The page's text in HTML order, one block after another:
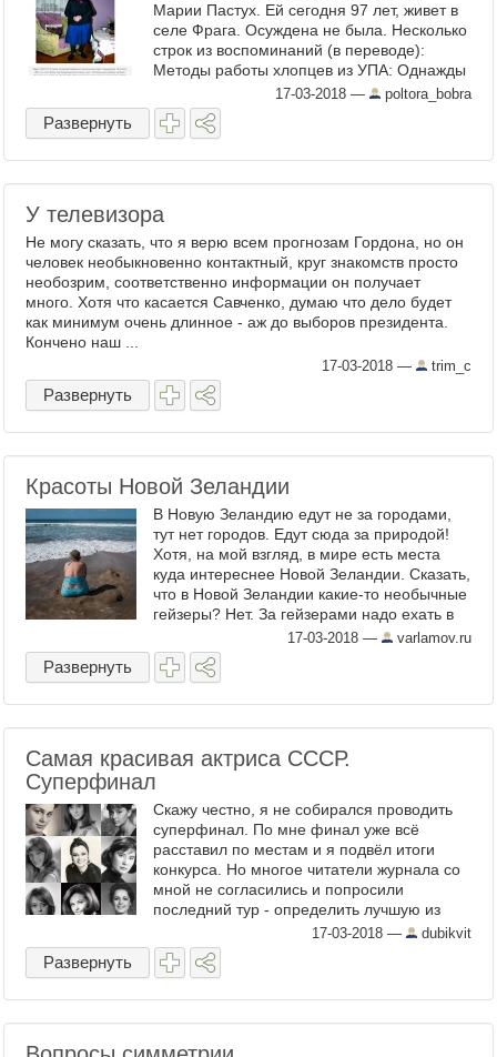
Марии Пастух. Ей сегодня 97 лет, живет в
селе Фрага. Осуждена не была. Несколько
строк из воспоминаний (в переводе):
Методы работы хлопцев из УПА: Однажды
вечером к нашему дому пришли три парня
с соседнего куста ...
17-03-2018 — poltora_bobra
Развернуть
У телевизора
Не могу сказать, что я верю всем прогнозам Гордона, но он
человек необыкновенно контактный, круг знакомств просто
необозрим, соответственно информации он получает
много. Хотя что касается Савченко, думаю что дело будет
как минимум очень длинное - аж до выборов президента.
Кончено наш ...
17-03-2018 — trim_c
Развернуть
Красоты Новой Зеландии
В Новую Зеландию едут не за городами,
тут нет городов. Едут сюда за природой!
Хотя, на мой взгляд, в мире есть места
куда интереснее Новой Зеландии. Сказать,
что в Новой Зеландии какие-то необычные
гейзеры? Нет. За гейзерами надо ехать в
Исландию. Может быть фьорды? Тут
Норвегия будет ...
17-03-2018 — varlamov.ru
Развернуть
Самая красивая актриса СССР.
Суперфинал
Скажу честно, я не собирался проводить
суперфинал. По мне финал уже всё
расставил по местам и я подвёл итоги
конкурса. Но многое читатели журнала со
мной не согласились и попросили
последний тур - определить лучшую из
лучших. Что же, я уступил. И сегодня у нас
суперфинал конкурса ...
17-03-2018 — dubikvit
Развернуть